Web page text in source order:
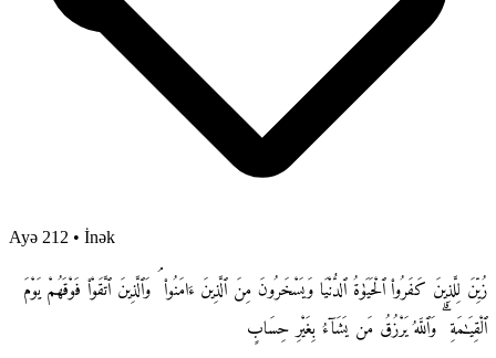
Ayə 212 • İnək
زُيِّنَ لِلَّذِينَ كَفَرُوا۟ ٱلْحَيَوٰةُ ٱلدُّنْيَا وَيَسْخَرُونَ مِنَ ٱلَّذِينَ ءَامَنُوا۟ ۘ وَٱلَّذِينَ ٱتَّقَوْا۟ فَوْقَهُمْ يَوْمَ
ٱلْقِيَـٰمَةِ ۗ وَٱللَّهُ يَرْزُقُ مَن يَشَآءُ بِغَيْرِ حِسَابٍ